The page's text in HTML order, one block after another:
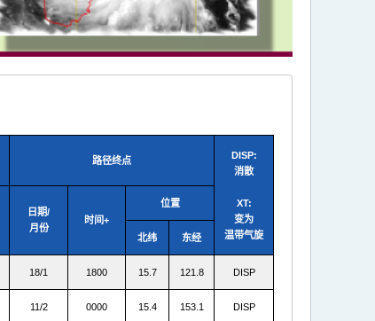
路径终点
DISP:
消散
XT:
变为
温带气旋
日期/
月份
时间+
位置
北纬 东经
18/1 1800 15.7 121.8 DISP
11/2 0000 15.4 153.1 DISP